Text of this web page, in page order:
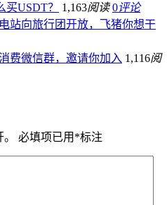
USDT？
1,163阅读 0评论
站向旅行团开放，飞猪你想干
费微信群，邀请你加入 1,116阅
必填项已用 *标注